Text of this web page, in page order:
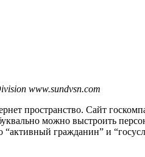
www.sundvsn.com
пространство. Сайт
можно выстроить
“активный гражданин” и